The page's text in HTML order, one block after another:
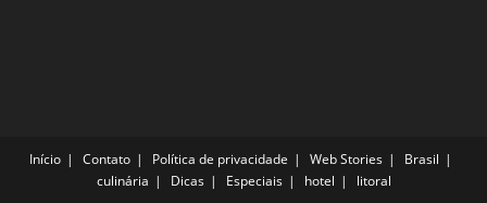
Início Contato Política de privacidade Web Stories
Brasil
culinária
Dicas Especiais hotel litoral